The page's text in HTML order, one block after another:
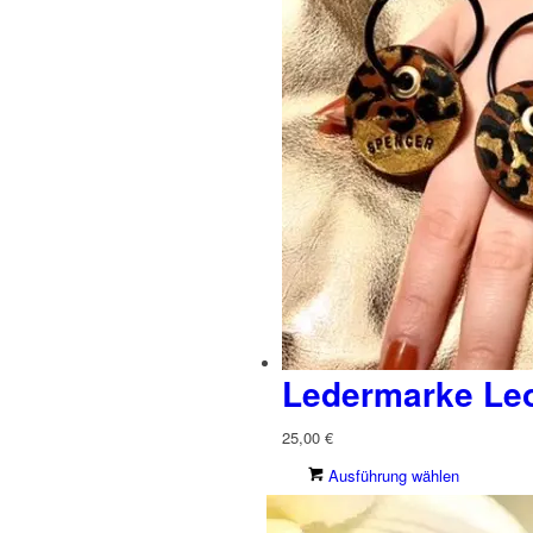
Ledermarke
25,00 €
Ausführung wählen
weist